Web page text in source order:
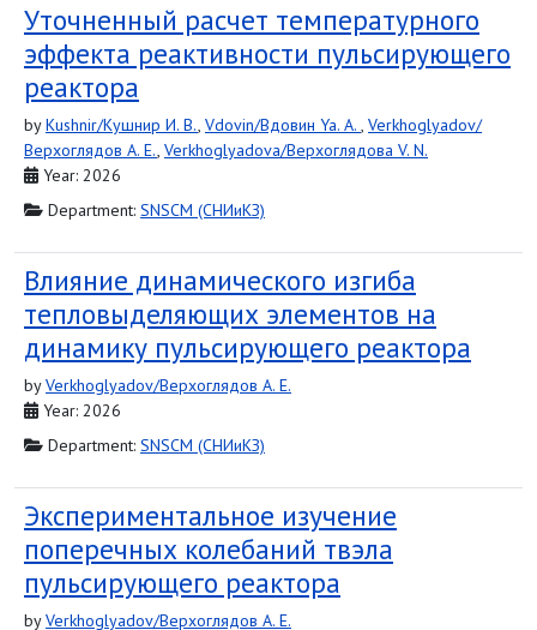
Уточненный расчет температурного
эффекта реактивности пульсирующего
реактора
byKushnir/Кушнир И. В., Vdovin/Вдовин Ya. A. , Verkhoglyadov/
Верхоглядов A. E., Verkhoglyadova/Верхоглядова V. N.
Year: 2026
Department: SNSCM (СНИиКЗ)
Влияние динамического изгиба
тепловыделяющих элементов на
динамику пульсирующего реактора
byVerkhoglyadov/Верхоглядов A. E.
Year: 2026
Department: SNSCM (СНИиКЗ)
Экспериментальное изучение
поперечных колебаний твэла
пульсирующего реактора
byVerkhoglyadov/Верхоглядов A. E.